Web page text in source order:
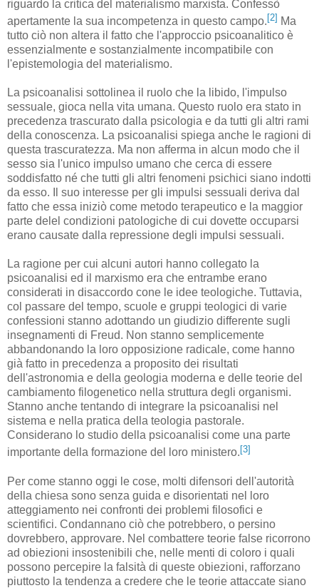
riguardo la critica del materialismo marxista. Confessò
apertamente la sua incompetenza in questo campo. [2] Ma
tutto ciò non altera il fatto che l'approccio psicoanalitico è
essenzialmente e sostanzialmente incompatibile con
l'epistemologia del materialismo.
La psicoanalisi sottolinea il ruolo che la libido, l'impulso
sessuale, gioca nella vita umana. Questo ruolo era stato in
precedenza trascurato dalla psicologia e da tutti gli altri rami
della conoscenza. La psicoanalisi spiega anche le ragioni di
questa trascuratezza. Ma non afferma in alcun modo che il
sesso sia l'unico impulso umano che cerca di essere
soddisfatto né che tutti gli altri fenomeni psichici siano indotti
da esso. Il suo interesse per gli impulsi sessuali deriva dal
fatto che essa iniziò come metodo terapeutico e la maggior
parte delel condizioni patologiche di cui dovette occuparsi
erano causate dalla repressione degli impulsi sessuali.
La ragione per cui alcuni autori hanno collegato la
psicoanalisi ed il marxismo era che entrambe erano
considerati in disaccordo cone le idee teologiche. Tuttavia,
col passare del tempo, scuole e gruppi teologici di varie
confessioni stanno adottando un giudizio differente sugli
insegnamenti di Freud. Non stanno semplicemente
abbandonando la loro opposizione radicale, come hanno
già fatto in precedenza a proposito dei risultati
dell'astronomia e della geologia moderna e delle teorie del
cambiamento filogenetico nella struttura degli organismi.
Stanno anche tentando di integrare la psicoanalisi nel
sistema e nella pratica della teologia pastorale.
Considerano lo studio della psicoanalisi come una parte
importante della formazione del loro ministero.[3]
Per come stanno oggi le cose, molti difensori dell'autorità
della chiesa sono senza guida e disorientati nel loro
atteggiamento nei confronti dei problemi filosofici e
scientifici. Condannano ciò che potrebbero, o persino
dovrebbero, approvare. Nel combattere teorie false ricorrono
ad obiezioni insostenibili che, nelle menti di coloro i quali
possono percepire la falsità di queste obiezioni, rafforzano
piuttosto la tendenza a credere che le teorie attaccate siano